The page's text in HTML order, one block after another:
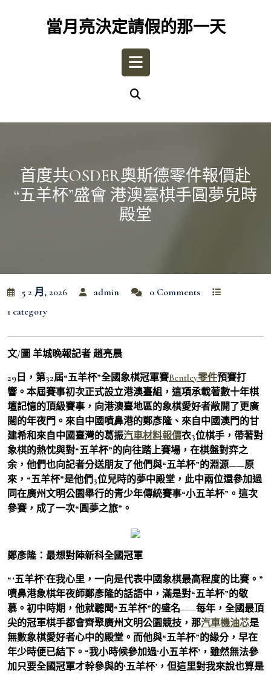
當月亮決定請假的那一天
Open
首度共OSDER奧斯德零件報價赴
“五羊杯”盛會 港澳臺棋手圓夢兒時
殿堂
5 2 月, 2026 admin
0 Comments
1 category
文/圖 羊城晚報記者 趙亮晨
29日，第32屆“五羊杯”全國象棋冠軍賽Bentley零件預賽打
響。本屆賽事初次正式設立港澳臺組，這項承載著數十年棋
壇記憶的頂級賽事，向港澳臺地區的象棋愛好者敞開了更廣
闊的年夜門。來自中國噴鼻港的鄭彥隆、來自中國澳門的甘
建希和來自中國臺灣的葛振汽車材料報價衣3位棋手，帶著對
象棋的熱忱與對“五羊杯”的向往踏上賽場，在棋盤對弈之
余，他們也向記者分送朋友了他們與“五羊杯”的淵源——原
來，“五羊杯”是他們3位兒時的夢中殿堂，此中兩位還參加過
同在廣州文明公園舉行的青少年傳統賽事“小五羊杯”。這次
參賽，成了一次“圓夢之旅”。
鄭彥隆：最想對陣新科全國冠軍
“‘五羊杯’在我心里，一向是代表中國象棋最高程度的比賽。”
噴鼻港象棋年夜師鄭彥隆的話語中，滿是對“五羊杯”的敬
慕。初中時期，他就聽聞“五羊杯”的盛名——每年，全國最頂
尖的冠軍棋手都會齊聚廣州文明公園競技，那汽車機油芯是
無數象棋愛好者心中的殿堂。而他與“五羊杯”的緣分，早在
年少時便已結下。“我小時候參加過‘小五羊杯’，雖然無法參
加只要全國冠軍才幹參與的‘五羊杯’，但這里對我來說也算是